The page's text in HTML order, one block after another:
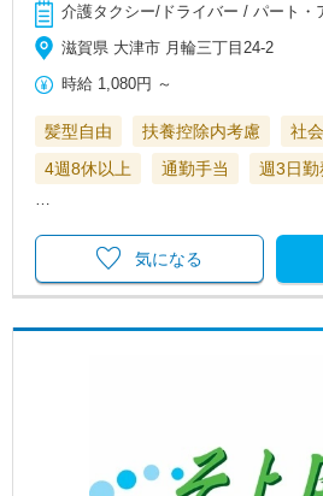
介護タクシー/ドライバー / パート・
滋賀県 大津市 月輪三丁目24-2
時給 1,080円 ～
髪型自由 扶養控除内考慮
社
4週8休以上
通勤手当 週3日勤
気になる